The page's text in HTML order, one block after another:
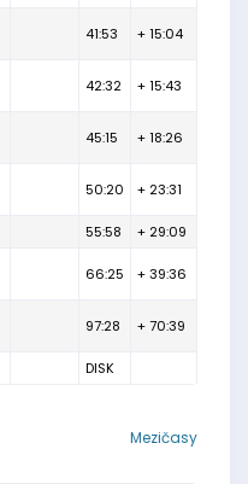
41:53 + 15:04
42:32 + 15:43
45:15 + 18:26
50:20 + 23:31
55:58 + 29:09
66:25 + 39:36
97:28 + 70:39
DISK
Mezičasy